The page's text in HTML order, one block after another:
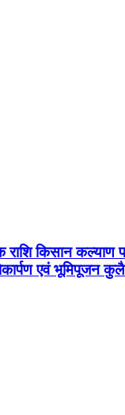
किसान कल्याण
एवं भूमिपूजन